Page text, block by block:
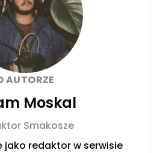
AUTORZE
Moskal
Smakosze
jako redaktor w serwisie